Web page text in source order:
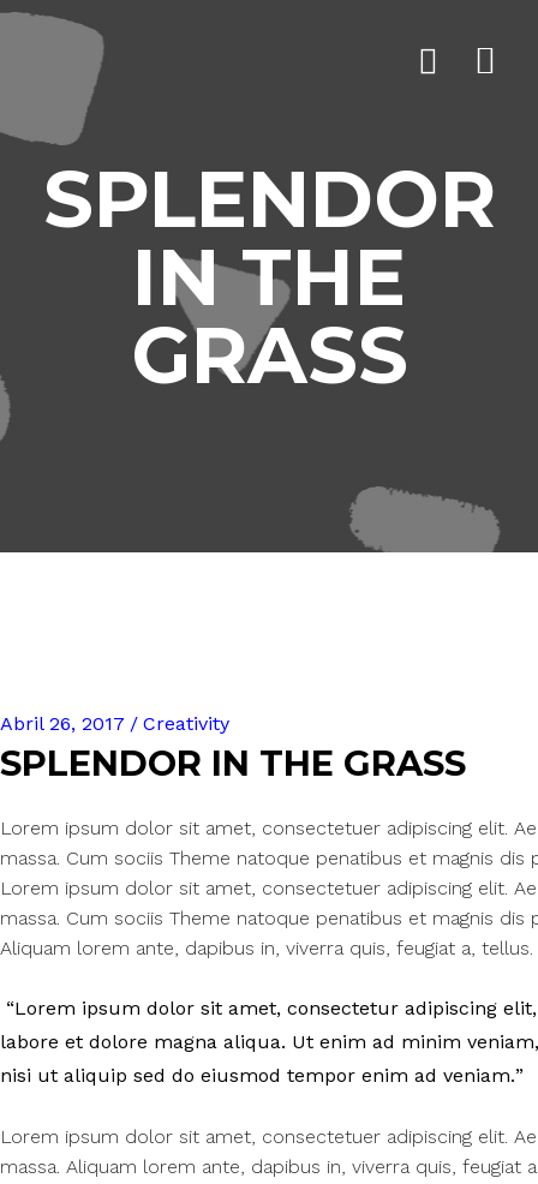
SPLENDOR
IN THE
GRASS
Abril 26, 2017 Creativity
SPLENDOR IN THE GRASS
Lorem ipsum dolor sit amet, consectetuer adipiscing elit.
massa. Cum sociis Theme natoque penatibus et magnis
Lorem ipsum dolor sit amet, consectetuer adipiscing elit.
massa. Cum sociis Theme natoque penatibus et magnis
Aliquam lorem ante, dapibus in, viverra quis, feugiat a, tellus.
Lorem ipsum dolor sit amet, consectetur adipiscing
labore et dolore magna aliqua. Ut enim ad minim
nisi ut aliquip sed do eiusmod tempor enim ad veniam.
Lorem ipsum dolor sit amet, consectetuer adipiscing elit.
massa. Aliquam lorem ante, dapibus in, viverra quis, feugiat